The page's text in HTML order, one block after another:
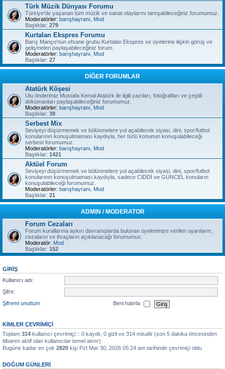
Türk Müzik Dünyası Forumu
Türkiye'de yaşanan tüm müzik ve sanat olaylarını tartışabileceğiniz forumumuz.
Moderatörler: barışhayranı
Mod
Başlıklar: 279
Kurtalan Ekspres Forumu
Barış Manço'nun efsane grubu Kurtalan Ekspres ve üyelerine ilişkin görüş ve
gelişmeleri paylaşabileceğiniz forum.
Moderatörler: barışhayranı
Mod
Başlıklar: 27
DİĞER FORUMLAR
Atatürk Köşesi
Ulu önderimiz Mustafa Kemal Atatürk ile ilgili yazıları, fotoğrafları ve çeşitli
dökümanları paylaşabileceğiniz forumumuz.
Moderatörler: barışhayranı
Mod
Başlıklar: 39
Serbest Mix
Seviyeyi düşürmemek ve bölünmelere yol açabilecek siyasi, dini, spor/futbol
konularının konuşulmaması kaydıyla, her türlü konunun konuşulabileceği
serbest forumumuz.
Moderatörler: barışhayranı
Mod
Başlıklar: 1421
Aktüel Forum
Seviyeyi düşürmemek ve bölünmelere yol açabilecek siyasi, dini, spor/futbol
konularının konuşulmaması kaydıyla, sadece CİDDİ ve GÜNCEL konuların
konuşulabileceği forumumuz.
Moderatörler: barışhayranı
Mod
Başlıklar: 21
ADMIN / MODERATOR
Forum Cezaları
Forum kurallarına aykırı davranışlarda bulunan üyelerimize verilen uyarıların,
cezaların ve ihraçların açıklanacağı forumumuz.
Moderatör: Mod
Başlıklar: 152
GIRIŞ
Kullanıcı adı:
Şifre:
Şifremi unuttum
Beni hatırla
KIMLER ÇEVRIMIÇI
Toplam 314 kullanıcı çevrimiçi :: 0 kayıtlı, 0 gizli ve 314 misafir (son 5 dakika öncesinden
itibaren aktif olan kullanıcılar temel alınır)
Bugüne kadar en çok 2820 kişi Pzt Mar 30, 2026 05:24 am tarihinde çevrimiçi oldu
DOĞUM GÜNLERI